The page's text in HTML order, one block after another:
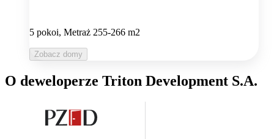
5 pokoi, Metraż 255-266 m2
Zobacz domy
O deweloperze Triton Development S.A.